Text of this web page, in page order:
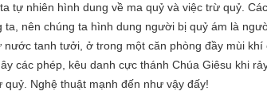
tự nhiên hình dung về ma quỷ và việc trừ quỷ.
nên chúng ta hình dung người bị quỷ ám là
tanh tưởi, ở trong một căn phòng đầy mùi
các phép, kêu danh cực thánh Chúa Giêsu khi
Nghệ thuật mạnh đến như vậy đấy!